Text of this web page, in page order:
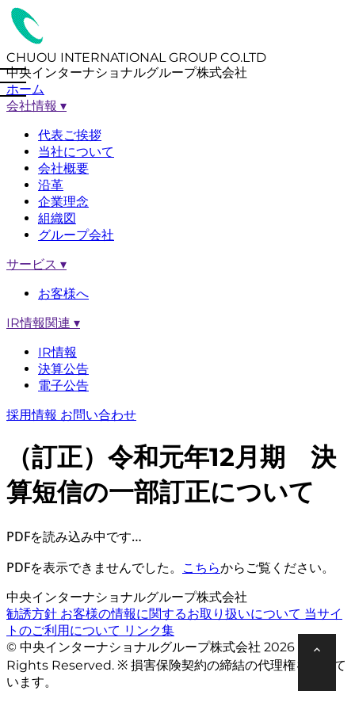
CHUOU INTERNATIONAL GROUP CO.LTD
中央インターナショナルグループ株式会社
ホーム
会社情報 ▾
代表ご挨拶
当社について
会社概要
沿革
企業理念
組織図
グループ会社
サービス ▾
お客様へ
IR情報関連 ▾
IR情報
決算公告
電子公告
採用情報 お問い合わせ
（訂正）令和元年12月期 決
算短信の一部訂正について
PDFを読み込み中です…
PDFを表示できませんでした。 こちらからご覧ください。
中央インターナショナルグループ株式会社
勧誘方針 お客様の情報に関するお取り扱いについて 当サイ
トのご利用について リンク集
© 中央インターナショナルグループ株式会社 2026 All
Rights Reserved. ※ 損害保険契約の締結の代理権を有して
います。